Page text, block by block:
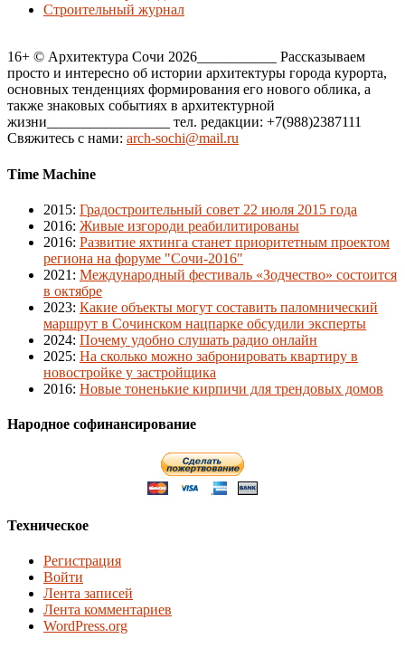
Строительный журнал
16+ © Архитектура Сочи 2026___________ Рассказываем
просто и интересно об истории архитектуры города курорта,
основных тенденциях формирования его нового облика, а
также знаковых событиях в архитектурной
жизни_________________ тел. редакции: +7(988)2387111
Свяжитесь с нами: arch-sochi@mail.ru
Time Machine
2015: Градостроительный совет 22 июля 2015 года
2016: Живые изгороди реабилитированы
2016: Развитие яхтинга станет приоритетным проектом
региона на форуме "Сочи-2016"
2021 : Международный фестиваль «Зодчество» состоится
в октябре
2023: Какие объекты могут составить паломнический
маршрут в Сочинском нацпарке обсудили эксперты
2024: Почему удобно слушать радио онлайн
2025: На сколько можно забронировать квартиру в
новостройке у застройщика
2016: Новые тоненькие кирпичи для трендовых домов
Народное софинансирование
Техническое
Регистрация
Войти
Лента записей
Лента комментариев
WordPress.org